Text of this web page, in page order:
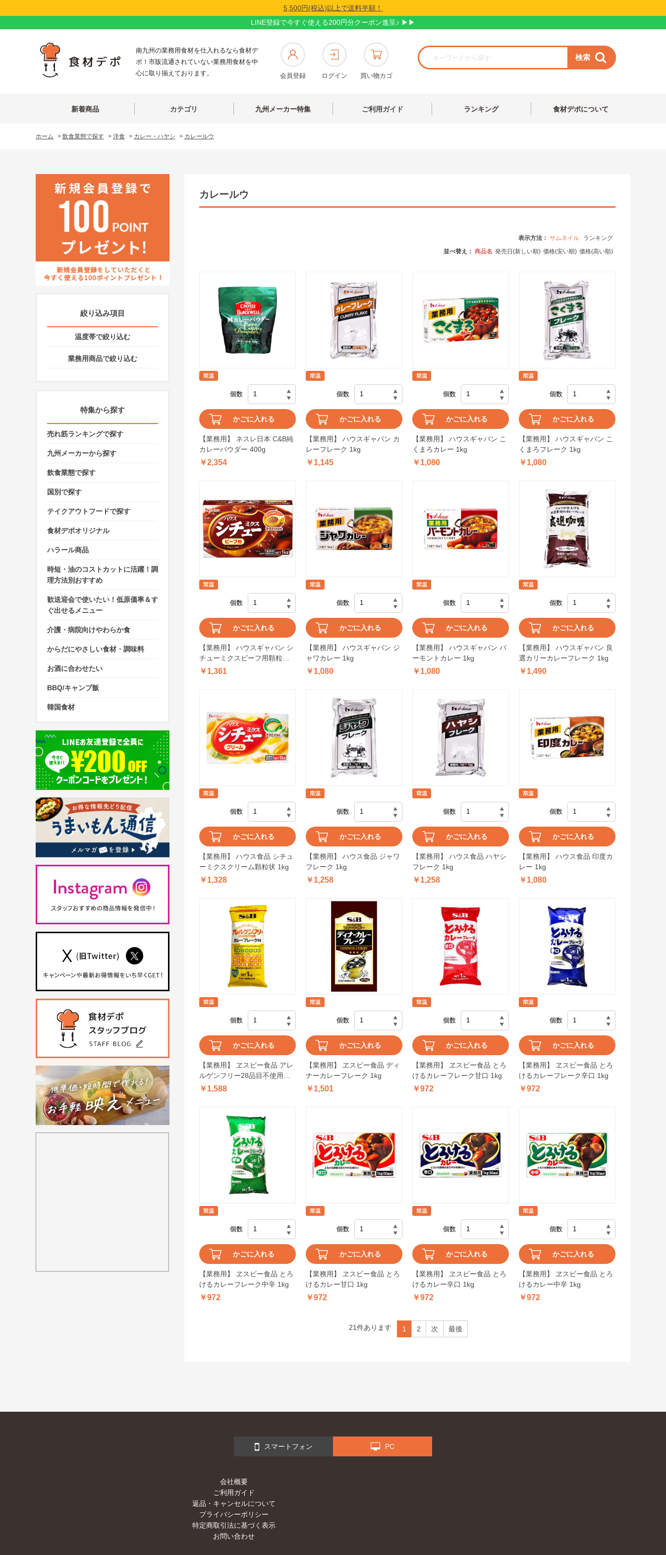
5,500円(税込)以上で送料半額！
LINE登録で今すぐ使える200円分クーポン進呈♪ ▶▶
南九州の業務用食材を仕入れるなら食材デ
ポ！市販流通されていない業務用食材を中
心に取り揃えております。
会員登録 ログイン 買い物カゴ
検索
新着商品 カテゴリ 九州メーカー特集 ご利用ガイド ランキング 食材デポについて
ホーム > 飲食業態で探す > 洋食 > カレー・ハヤシ > カレールウ
絞り込み項目
温度帯で絞り込む
業務用商品で絞り込む
特集から探す
売れ筋ランキングで探す
九州メーカーから探す
飲食業態で探す
国別で探す
テイクアウトフードで探す
食材デポオリジナル
ハラール商品
時短・油のコストカットに活躍！調
理方法別おすすめ
歓送迎会で使いたい！低原価率＆す
ぐ出せるメニュー
介護・病院向けやわらか食
からだにやさしい食材・調味料
お酒に合わせたい
BBQ/キャンプ飯
韓国食材
カレールウ
表示方法： サムネイル
ランキング
並べ替え： 商品名 発売日(新しい順) 価格(安い順) 価格(高い順)
【業務用】 ネスレ日本 C&B純
カレーパウダー 400g
￥2,354
個数
かごに入れる
【業務用】 ハウスギャバン カ
レーフレーク 1kg
￥1,145
個数
かごに入れる
【業務用】 ハウスギャバン こ
くまろカレー 1kg
￥1,080
個数
かごに入れる
【業務用】 ハウスギャバン こ
くまろフレーク 1kg
￥1,080
個数
かごに入れる
【業務用】 ハウスギャバン シ
チューミクスビーフ用顆粒状
1kg
￥1,361
個数
かごに入れる
【業務用】 ハウスギャバン ジ
ャワカレー 1kg
￥1,080
個数
かごに入れる
【業務用】 ハウスギャバン バ
ーモントカレー 1kg
￥1,080
個数
かごに入れる
【業務用】 ハウスギャバン 良
選カリーカレーフレーク 1kg
￥1,490
個数
かごに入れる
【業務用】 ハウス食品 シチュ
ーミクスクリーム顆粒状 1kg
￥1,328
個数
かごに入れる
【業務用】 ハウス食品 ジャワ
フレーク 1kg
￥1,258
個数
かごに入れる
【業務用】 ハウス食品 ハヤシ
フレーク 1kg
￥1,258
個数
かごに入れる
【業務用】 ハウス食品 印度カ
レー 1kg
￥1,080
個数
かごに入れる
【業務用】 ヱスビー食品 アレ
ルゲンフリー28品目不使用カ
レーフレークN 1kg
￥1,588
個数
かごに入れる
【業務用】 ヱスビー食品 ディ
ナーカレーフレーク 1kg
￥1,501
個数
かごに入れる
【業務用】 ヱスビー食品 とろ
けるカレーフレーク甘口 1kg
￥972
個数
かごに入れる
【業務用】 ヱスビー食品 とろ
けるカレーフレーク辛口 1kg
￥972
個数
かごに入れる
【業務用】 ヱスビー食品 とろ
けるカレーフレーク中辛 1kg
￥972
個数
かごに入れる
【業務用】 ヱスビー食品 とろ
けるカレー甘口 1kg
￥972
個数
かごに入れる
【業務用】 ヱスビー食品 とろ
けるカレー辛口 1kg
￥972
個数
かごに入れる
【業務用】 ヱスビー食品 とろ
けるカレー中辛 1kg
￥972
個数
かごに入れる
21件あります 1 2 次 最後
スマートフォン PC
会社概要
ご利用ガイド
返品・キャンセルについて
プライバシーポリシー
特定商取引法に基づく表示
お問い合わせ